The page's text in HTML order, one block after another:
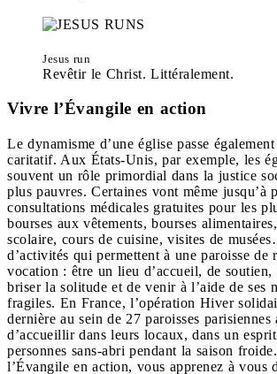
Jesus run
Revêtir le Christ. Littéralement.
Vivre l’Évangile en action
Le dynamisme d’une église passe également
caritatif. Aux États-Unis, par exemple, les
souvent un rôle primordial dans la justice
plus pauvres. Certaines vont même jusqu’à
consultations médicales gratuites pour les
bourses aux vêtements, bourses
scolaire, cours de cuisine, visites de
d’activités qui permettent à une paroisse de
vocation : être un lieu d’accueil, de soutien,
briser la solitude et de venir à l’aide de ses
fragiles. En France, l’opération Hiver
dernière au sein de 27 paroisses parisiennes
d’accueillir dans leurs locaux, dans un
personnes sans-abri pendant la saison
l’Évangile en action, vous apprenez à vous